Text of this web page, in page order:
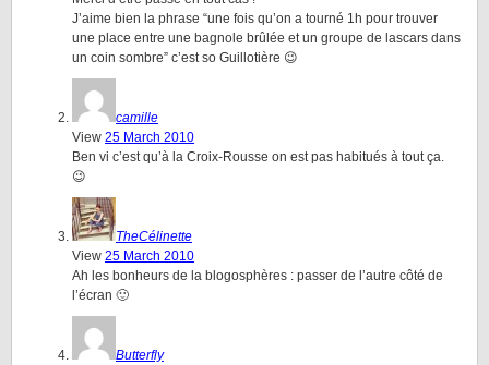
J’aime bien la phrase “une fois qu’on a tourné 1h pour trouver
une place entre une bagnole brûlée et un groupe de lascars dans
un coin sombre” c’est so Guillotière 😉
camille
View 25 March 2010
Ben vi c’est qu’à la Croix-Rousse on est pas habitués à tout ça.
😉
TheCélinette
View 25 March 2010
Ah les bonheurs de la blogosphères : passer de l’autre côté de
l’écran 🙂
Butterfly